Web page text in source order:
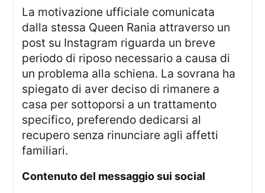
La motivazione ufficiale comunicata
dalla stessa Queen Rania attraverso un
post su Instagram riguarda un breve
periodo di riposo necessario a causa di
un problema alla schiena. La sovrana ha
spiegato di aver deciso di rimanere a
casa per sottoporsi a un trattamento
specifico, preferendo dedicarsi al
recupero senza rinunciare agli affetti
familiari.
contenuto del messaggio sui social